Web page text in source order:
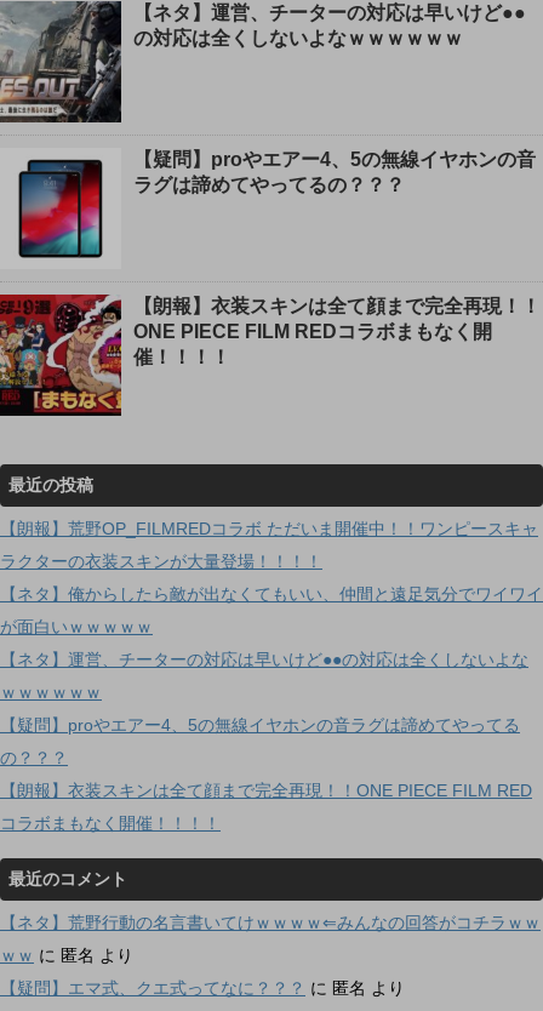
【ネタ】運営、チーターの対応は早いけど●●
の対応は全くしないよなｗｗｗｗｗｗ
【疑問】proやエアー4、5の無線イヤホンの音
ラグは諦めてやってるの？？？
【朗報】衣装スキンは全て顔まで完全再現！！
ONE PIECE FILM REDコラボまもなく開
催！！！！
最近の投稿
【朗報】荒野OP_FILMREDコラボ ただいま開催中！！ワンピースキャ
ラクターの衣装スキンが大量登場！！！！
【ネタ】俺からしたら敵が出なくてもいい、仲間と遠足気分でワイワイ
が面白いｗｗｗｗｗ
【ネタ】運営、チーターの対応は早いけど●●の対応は全くしないよな
ｗｗｗｗｗｗ
【疑問】proやエアー4、5の無線イヤホンの音ラグは諦めてやってる
の？？？
【朗報】衣装スキンは全て顔まで完全再現！！ONE PIECE FILM RED
コラボまもなく開催！！！！
最近のコメント
【ネタ】荒野行動の名言書いてけｗｗｗｗ⇐みんなの回答がコチラｗｗ
ｗｗ に 匿名 より
【疑問】エマ式、クエ式ってなに？？？ に 匿名 より